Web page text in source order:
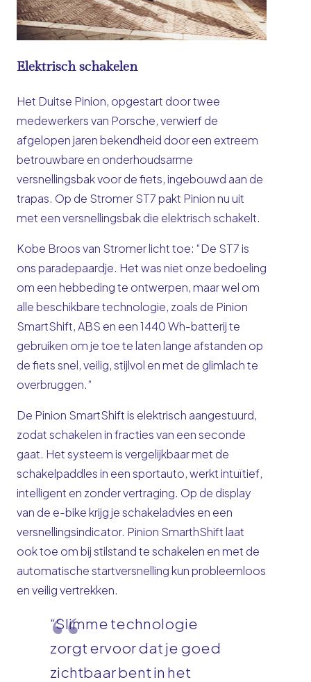
Elektrisch schakelen
Het Duitse Pinion, opgestart door twee
medewerkers van Porsche, verwierf de
afgelopen jaren bekendheid door een extreem
betrouwbare en onderhoudsarme
versnellingsbak voor de fiets, ingebouwd aan de
trapas. Op de Stromer ST7 pakt Pinion nu uit
met een versnellingsbak die elektrisch schakelt.
Kobe Broos van Stromer licht toe: “De ST7 is
ons paradepaardje. Het was niet onze bedoeling
om een hebbeding te ontwerpen, maar wel om
alle beschikbare technologie, zoals de Pinion
SmartShift, ABS en een 1440 Wh-batterij te
gebruiken om je toe te laten lange afstanden op
de fiets snel, veilig, stijlvol en met de glimlach te
overbruggen.”
De Pinion SmartShift is elektrisch aangestuurd,
zodat schakelen in fracties van een seconde
gaat. Het systeem is vergelijkbaar met de
schakelpaddles in een sportauto, werkt intuïtief,
intelligent en zonder vertraging. Op de display
van de e-bike krijg je schakeladvies en een
versnellingsindicator. Pinion SmarthShift laat
ook toe om bij stilstand te schakelen en met de
automatische startversnelling kun probleemloos
en veilig vertrekken.
“Slimme technologie
zorgt ervoor dat je goed
zichtbaar bent in het